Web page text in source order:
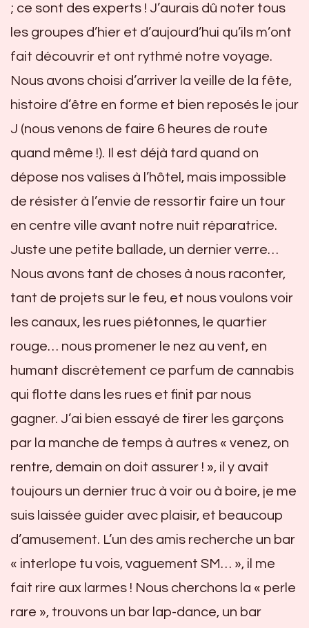
; ce sont des experts ! J’aurais dû noter tous
les groupes d’hier et d’aujourd’hui qu’ils m’ont
fait découvrir et ont rythmé notre voyage.
Nous avons choisi d’arriver la veille de la fête,
histoire d’être en forme et bien reposés le jour
J (nous venons de faire 6 heures de route
quand même !). Il est déjà tard quand on
dépose nos valises à l’hôtel, mais impossible
de résister à l’envie de ressortir faire un tour
en centre ville avant notre nuit réparatrice.
Juste une petite ballade, un dernier verre…
Nous avons tant de choses à nous raconter,
tant de projets sur le feu, et nous voulons voir
les canaux, les rues piétonnes, le quartier
rouge… nous promener le nez au vent, en
humant discrètement ce parfum de cannabis
qui flotte dans les rues et finit par nous
gagner. J’ai bien essayé de tirer les garçons
par la manche de temps à autres « venez, on
rentre, demain on doit assurer ! », il y avait
toujours un dernier truc à voir ou à boire, je me
suis laissée guider avec plaisir, et beaucoup
d’amusement. L’un des amis recherche un bar
« interlope tu vois, vaguement SM… », il me
fait rire aux larmes ! Nous cherchons la « perle
rare », trouvons un bar lap-dance, un bar